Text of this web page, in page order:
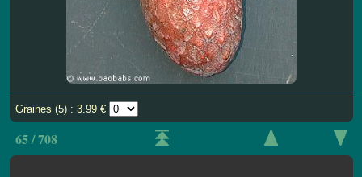
Graines (5) : 3.99 €
65 / 708